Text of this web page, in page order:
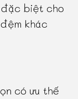
đặc biệt cho
khác
có ưu thế